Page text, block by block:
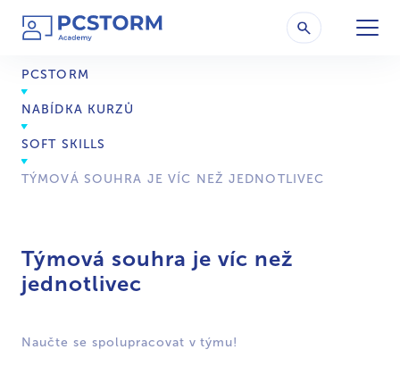
PCSTORM
NABÍDKA KURZŮ
SOFT SKILLS
TÝMOVÁ SOUHRA JE VÍC NEŽ JEDNOTLIVEC
Týmová souhra je víc než
jednotlivec
Naučte se spolupracovat v týmu!